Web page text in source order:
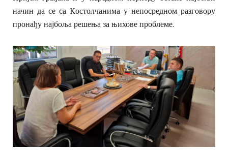
начин да се са Kостолчанима у непосредном разговору
пронађу најбоља решења за њихове проблеме.